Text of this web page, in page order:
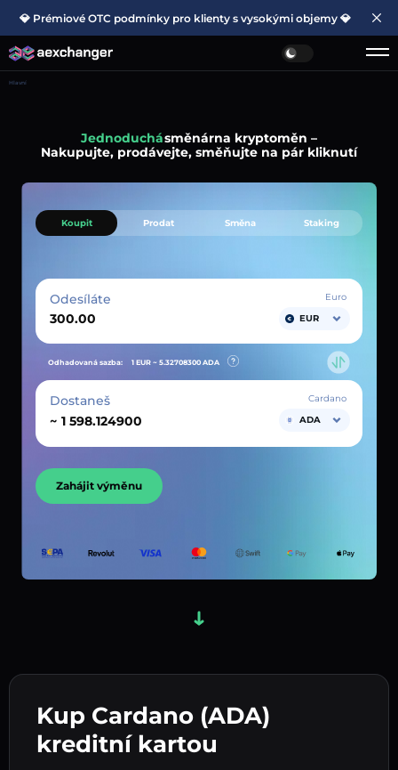
💎 Prémiové OTC podmínky pro klienty s vysokými objemy 💎
Hlavní
Jednoduchásměnárna kryptoměn –
Nakupujte, prodávejte, směňujte na pár kliknutí
Kup Cardano (ADA)
kreditní kartou
Koupit Prodat Směna Staking
Odesíláte
Euro
EUR
Odhadovaná sazba: 1 EUR ~ 5.32708300 ADA
Dostaneš
~
Cardano
ADA
Zahájit výměnu